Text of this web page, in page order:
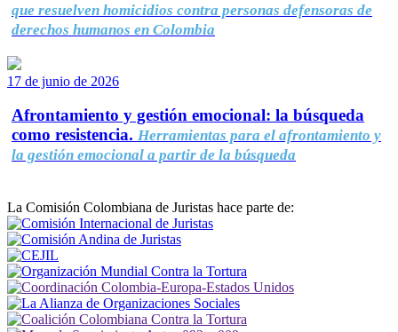
que resuelven homicidios contra personas defensoras de
derechos humanos en Colombia
17 de junio de 2026
Afrontamiento y gestión emocional: la búsqueda
como resistencia. Herramientas para el afrontamiento y
la gestión emocional a partir de la búsqueda
La Comisión Colombiana de Juristas hace parte de: